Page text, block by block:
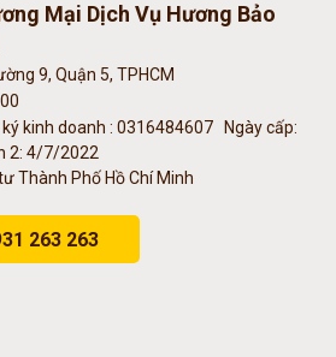
Mại Dịch Vụ Hương Bảo
9, Quận 5, TPHCM
kinh doanh : 0316484607
Ngày cấp:
2: 4/7/2022
Thành Phố Hồ Chí Minh
263 263